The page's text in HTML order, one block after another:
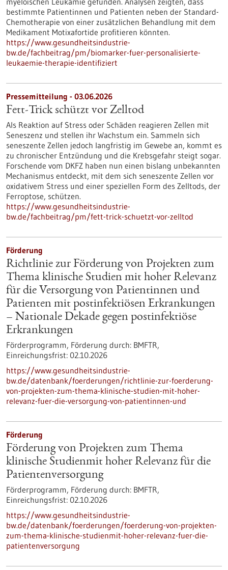
bestimmte Patientinnen und Patienten neben der Standard-
Chemotherapie von einer zusätzlichen Behandlung mit dem
Medikament Motixafortide profitieren könnten.
https://www.gesundheitsindustrie-
bw.de/fachbeitrag/pm/biomarker-fuer-personalisierte-
leukaemie-therapie-identifiziert
Pressemitteilung - 03.06.2026
Fett-Trick schützt vor Zelltod
Als Reaktion auf Stress oder Schäden reagieren Zellen mit
Seneszenz und stellen ihr Wachstum ein. Sammeln sich
seneszente Zellen jedoch langfristig im Gewebe an, kommt es
zu chronischer Entzündung und die Krebsgefahr steigt sogar.
Forschende vom DKFZ haben nun einen bislang unbekannten
Mechanismus entdeckt, mit dem sich seneszente Zellen vor
oxidativem Stress und einer speziellen Form des Zelltods, der
Ferroptose, schützen.
https://www.gesundheitsindustrie-
bw.de/fachbeitrag/pm/fett-trick-schuetzt-vor-zelltod
Förderung
Richtlinie zur Förderung von Projekten zum
Thema klinische Studien mit hoher Relevanz
für die Versorgung von Patientinnen und
Patienten mit postinfektiösen Erkrankungen
– Nationale Dekade gegen postinfektiöse
Erkrankungen
Förderprogramm, Förderung durch: BMFTR,
Einreichungsfrist: 02.10.2026
https://www.gesundheitsindustrie-
bw.de/datenbank/foerderungen/richtlinie-zur-foerderung-
von-projekten-zum-thema-klinische-studien-mit-hoher-
relevanz-fuer-die-versorgung-von-patientinnen-und
Förderung
Förderung von Projekten zum Thema
klinische Studienmit hoher Relevanz für die
Patientenversorgung
Förderprogramm, Förderung durch: BMFTR,
Einreichungsfrist: 02.10.2026
https://www.gesundheitsindustrie-
bw.de/datenbank/foerderungen/foerderung-von-projekten-
zum-thema-klinische-studienmit-hoher-relevanz-fuer-die-
patientenversorgung